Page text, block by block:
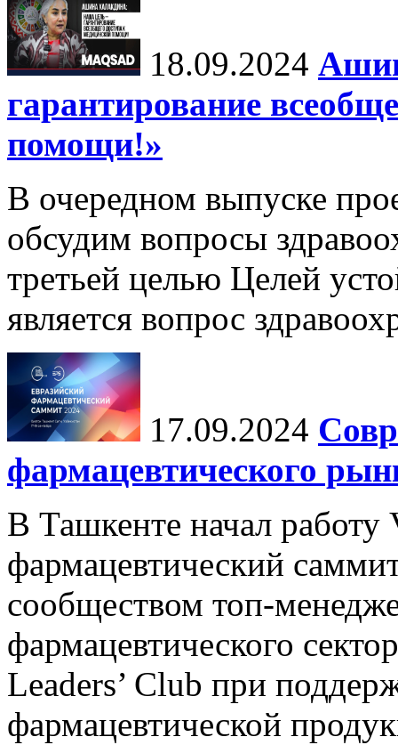
18.09.2024
гарантирование
помощи!»
В очередном выпуске
обсудим вопросы
третьей целью Целей
является вопрос
17.09.2024
фармацевтического
В Ташкенте начал работу
фармацевтический
сообществом топ-
фармацевтического
Leaders’ Club при
фармацевтической